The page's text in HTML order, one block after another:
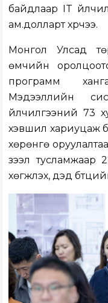
байдлаар IT
ам.долларт хүрчээ.
Монгол Улсад
өмчийн
программ
Мэдээллийн
үйлчилгээний 73
хэвшил хариуцаж
хөрөнгө
зээл тусламжаар
хөгжүүлэх, дэд